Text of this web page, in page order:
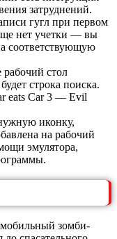
затруднений.
гугл при первом
нет учетки — вы
соответствующую
рабочий стол
строка поиска.
eats Car 3 — Evil
иконку,
на рабочий
эмулятора,
зомби-